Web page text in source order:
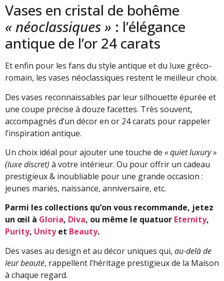
Vases en cristal de bohême
« néoclassiques » : l’élégance
antique de l’or 24 carats
Et enfin pour les fans du style antique et du luxe gréco-
romain, les vases néoclassiques restent le meilleur choix.
Des vases reconnaissables par leur silhouette épurée et
une coupe précise à douze facettes. Très souvent,
accompagnés d’un décor en or 24 carats pour rappeler
l’inspiration antique.
Un choix idéal pour ajouter une touche de « quiet luxury »
(luxe discret) à votre intérieur. Ou pour offrir un cadeau
prestigieux & inoubliable pour une grande occasion :
jeunes mariés, naissance, anniversaire, etc.
Parmi les collections qu’on vous recommande, jetez
un œil à Gloria, Diva, ou même le quatuor Eternity,
Purity, Unityet Beauty.
Des vases au design et au décor uniques qui, au-delà de
leur beauté, rappellent l’héritage prestigieux de la Maison
à chaque regard.